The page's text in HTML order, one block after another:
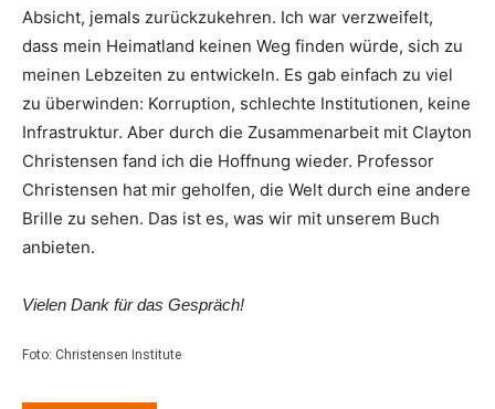
Absicht, jemals zurückzukehren. Ich war verzweifelt,
dass mein Heimatland keinen Weg finden würde, sich zu
meinen Lebzeiten zu entwickeln. Es gab einfach zu viel
zu überwinden: Korruption, schlechte Institutionen, keine
Infrastruktur. Aber durch die Zusammenarbeit mit Clayton
Christensen fand ich die Hoffnung wieder. Professor
Christensen hat mir geholfen, die Welt durch eine andere
Brille zu sehen. Das ist es, was wir mit unserem Buch
anbieten.
Vielen Dank für das Gespräch!
Foto: Christensen Institute